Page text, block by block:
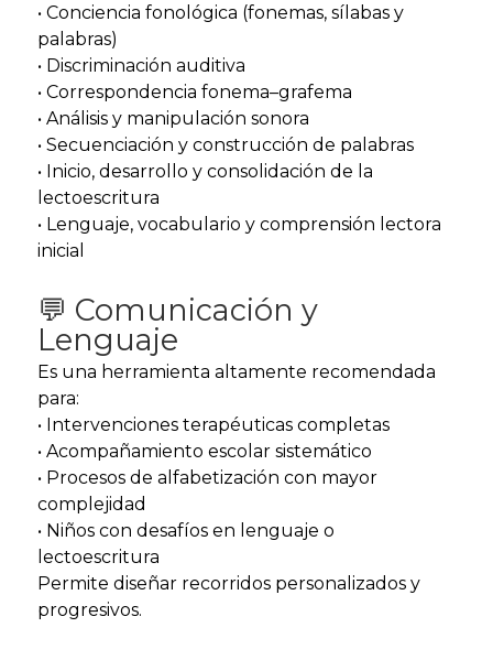
• Conciencia fonológica (fonemas, sílabas y
palabras)
• Discriminación auditiva
• Correspondencia fonema–grafema
• Análisis y manipulación sonora
• Secuenciación y construcción de palabras
• Inicio, desarrollo y consolidación de la
lectoescritura
• Lenguaje, vocabulario y comprensión lectora
inicial
💬 Comunicación y
Lenguaje
Es una herramienta altamente recomendada
para:
• Intervenciones terapéuticas completas
• Acompañamiento escolar sistemático
• Procesos de alfabetización con mayor
complejidad
• Niños con desafíos en lenguaje o
lectoescritura
Permite diseñar recorridos personalizados y
progresivos.